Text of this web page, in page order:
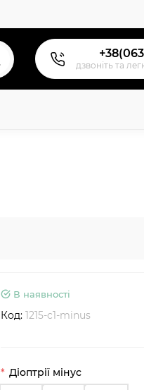
дзвонiть та
В наявності
Код: 1215-c1-minus
Діоптрії мiнус